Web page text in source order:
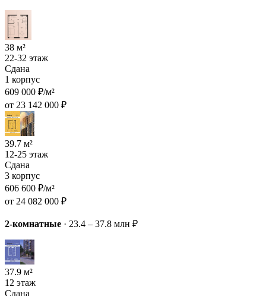
38 м²
22-32 этаж
Сдана
1 корпус
609 000 ₽/м²
от 23 142 000 ₽
39.7 м²
12-25 этаж
Сдана
3 корпус
606 600 ₽/м²
от 24 082 000 ₽
2-комнатные · 23.4 – 37.8 млн ₽
37.9 м²
12 этаж
Сдана